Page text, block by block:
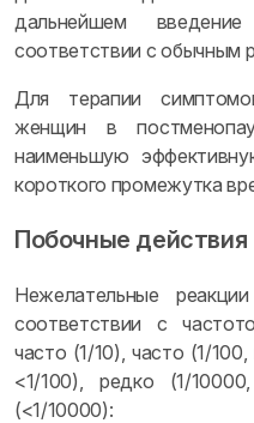
дальнейшем
соответствии с обычным
Для терапии
женщин в
наименьшую
короткого промежутка
Побочные действия
Нежелательные
соответствии с
часто (1/10), часто (1/
<1/100), редко (1/
(<1/10000):